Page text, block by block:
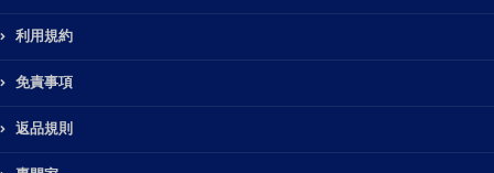
利用規約
免責事項
返品規則